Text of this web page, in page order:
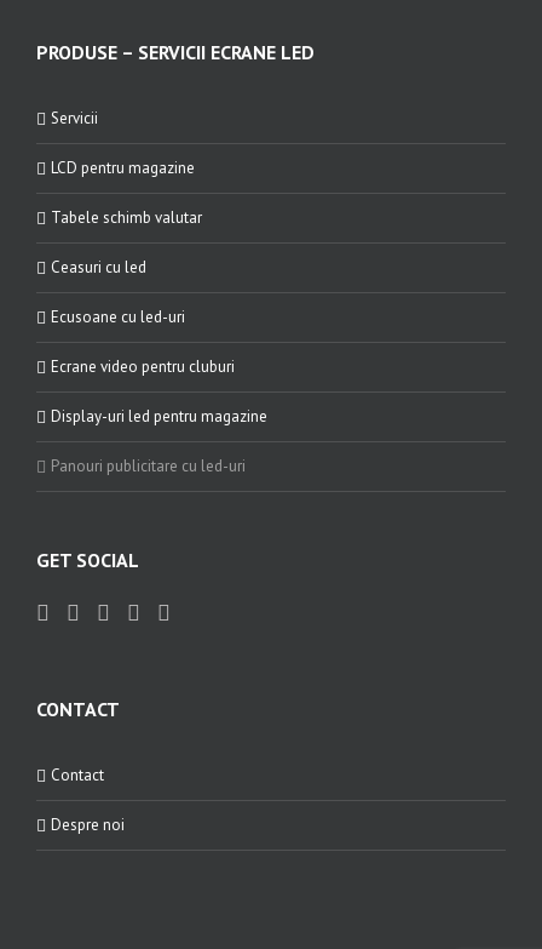
PRODUSE – SERVICII ECRANE LED
Servicii
LCD pentru magazine
Tabele schimb valutar
Ceasuri cu led
Ecusoane cu led-uri
Ecrane video pentru cluburi
Display-uri led pentru magazine
Panouri publicitare cu led-uri
GET SOCIAL
CONTACT
Contact
Despre noi